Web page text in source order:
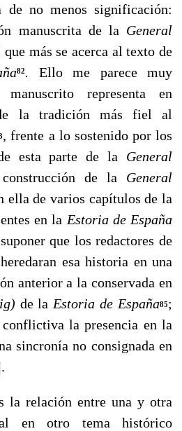
de no menos significación:
manuscrita de la General
que más se acer­ca al texto de
82. Ello me parece muy
representa en
la tradición más fiel al
, frente a lo sostenido por los
esta parte de la General
de la General
ella de varios capítulos de la
en la Estoria de España
que los redactores de
esa historia en una
an­terior a la conservada en
de la Estoria de España85;
la presencia en la
sincronía no consigna­da en
relación entre una y otra
en otro tema histórico